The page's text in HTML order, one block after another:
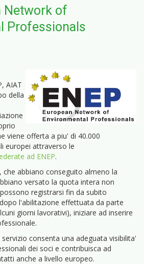
Network of
Professionals
AIAT
della
viene offerta a piu' di 40.000
europei attraverso le
ad ENEP.
che abbiano conseguito almeno la
versato la quota intera non
registrarsi fin da subito
l'abilitazione effettuata da parte
giorni lavorativi), iniziare ad inserire
consenta una adeguata visibilita'
dei soci e contribuisca ad
anche a livello europeo.